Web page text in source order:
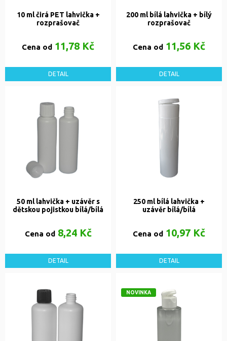
10 ml čirá PET lahvička +
rozprašovač
Cena od 11,78 Kč
DETAIL
200 ml bílá lahvička + bílý
rozprašovač
Cena od 11,56 Kč
DETAIL
50 ml lahvička + uzávěr s
dětskou pojistkou bílá/bílá
Cena od8,24 Kč
DETAIL
250 ml bílá lahvička +
uzávěr bílá/bílá
Cena od 10,97 Kč
DETAIL
NOVINKA